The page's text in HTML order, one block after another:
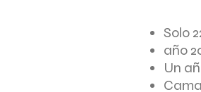
Solo
año
Un